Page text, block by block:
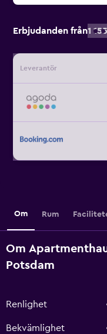
Erbjudanden från1
Leverantör
Om Rum
Om
Potsdam
Renlighet
Bekvämlighet